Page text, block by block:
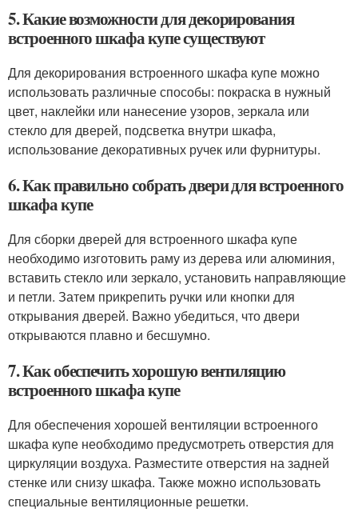
5. Какие возможности для декорирования
встроенного шкафа купе существуют
Для декорирования встроенного шкафа купе можно
использовать различные способы: покраска в нужный
цвет, наклейки или нанесение узоров, зеркала или
стекло для дверей, подсветка внутри шкафа,
использование декоративных ручек или фурнитуры.
6. Как правильно собрать двери для встроенного
шкафа купе
Для сборки дверей для встроенного шкафа купе
необходимо изготовить раму из дерева или алюминия,
вставить стекло или зеркало, установить направляющие
и петли. Затем прикрепить ручки или кнопки для
открывания дверей. Важно убедиться, что двери
открываются плавно и бесшумно.
7. Как обеспечить хорошую вентиляцию
встроенного шкафа купе
Для обеспечения хорошей вентиляции встроенного
шкафа купе необходимо предусмотреть отверстия для
циркуляции воздуха. Разместите отверстия на задней
стенке или снизу шкафа. Также можно использовать
специальные вентиляционные решетки.